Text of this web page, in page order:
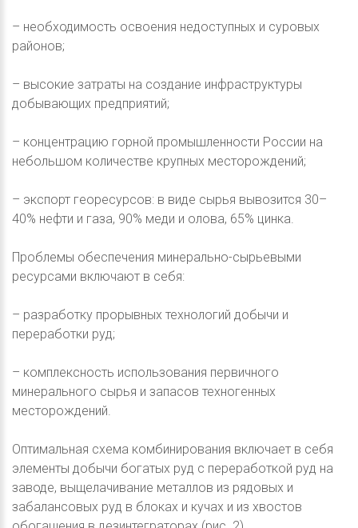
– необходимость освоения недоступных и суровых
районов;
– высокие затраты на создание инфраструктуры
добывающих предприятий;
– концентрацию горной промышленности России на
небольшом количестве крупных месторождений;
– экспорт георесурсов: в виде сырья вывозится 30–
40% нефти и газа, 90% меди и олова, 65% цинка.
Проблемы обеспечения минерально-сырьевыми
ресурсами включают в себя:
– разработку прорывных технологий добычи и
переработки руд;
– комплексность использования первичного
минерального сырья и запасов техногенных
месторождений.
Оптимальная схема комбинирования включает в себя
элементы добычи богатых руд с переработкой руд на
заводе, выщелачивание металлов из рядовых и
забалансовых руд в блоках и кучах и из хвостов